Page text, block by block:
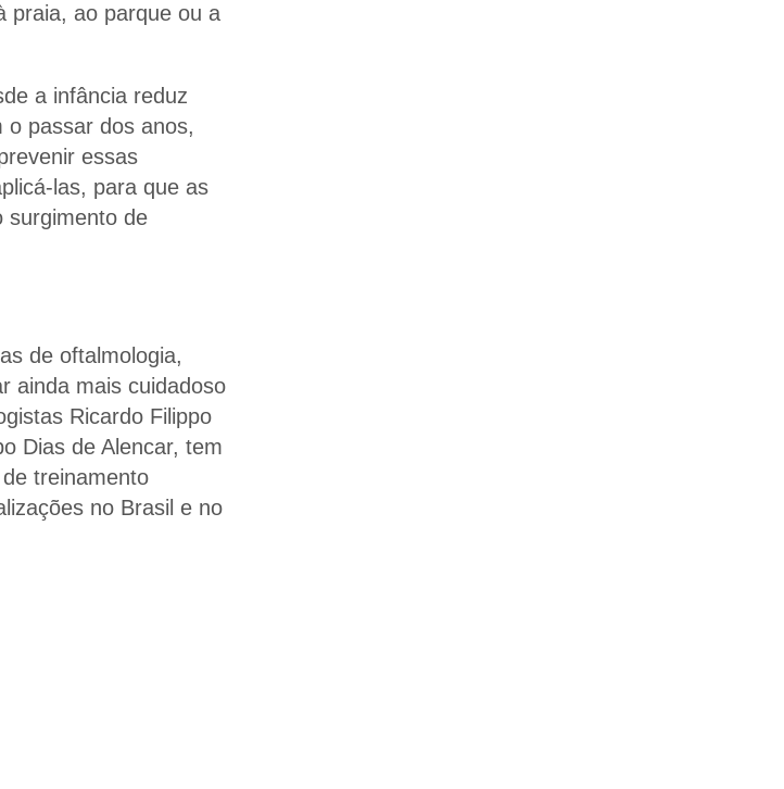
praia, ao parque ou a
a infância reduz
o passar dos anos,
essas
las, para que as
surgimento de
de oftalmologia,
ainda mais cuidadoso
Ricardo Filippo
Dias de Alencar, tem
treinamento
no Brasil e no